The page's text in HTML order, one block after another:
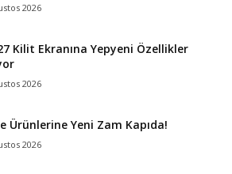
2026
Kilit Ekranına Yepyeni Özellikler
2026
Ürünlerine Yeni Zam Kapıda!
2026